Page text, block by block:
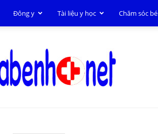
Đông y Tài liệu y học Chăm sóc bé